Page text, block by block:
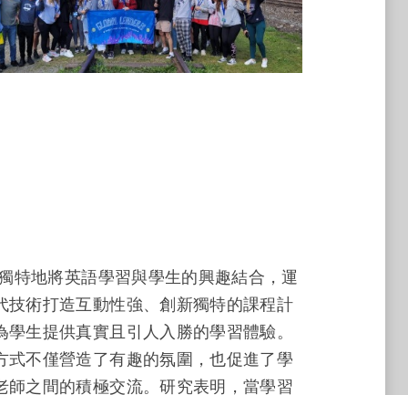
特地將英語學習與學生的興趣結合，運
技術打造互動性強、創新獨特的課程計
學生提供真實且引人入勝的學習體驗。
式不僅營造了有趣的氛圍，也促進了學
師之間的積極交流。研究表明，當學習